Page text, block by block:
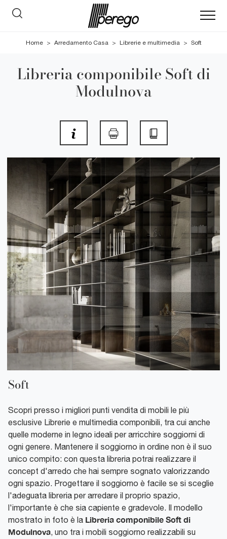
Home > Arredamento Casa > Librerie e multimedia > Soft
Libreria componibile Soft di
Modulnova
Soft
Scopri presso i migliori punti vendita di mobili le più
esclusive Librerie e multimedia componibili, tra cui anche
quelle moderne in legno ideali per arricchire soggiorni di
ogni genere. Mantenere il soggiorno in ordine non è il suo
unico compito: con questa libreria potrai realizzare il
concept d'arredo che hai sempre sognato valorizzando
ogni spazio. Progettare il soggiorno è facile se si sceglie
l'adeguata libreria per arredare il proprio spazio,
l'importante è che sia capiente e gradevole. Il modello
mostrato in foto è la Libreria componibile Soft di
Modulnova, uno tra i mobili soggiorno realizzabili su